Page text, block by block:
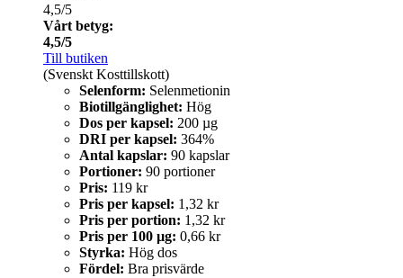
4,5/5
Vårt betyg:
4,5/5
Till butiken
(Svenskt Kosttillskott)
Selenform: Selenmetionin
Biotillgänglighet: Hög
Dos per kapsel: 200 µg
DRI per kapsel: 364%
Antal kapslar: 90 kapslar
Portioner: 90 portioner
Pris: 119 kr
Pris per kapsel: 1,32 kr
Pris per portion: 1,32 kr
Pris per 100 µg: 0,66 kr
Styrka: Hög dos
Fördel: Bra prisvärde